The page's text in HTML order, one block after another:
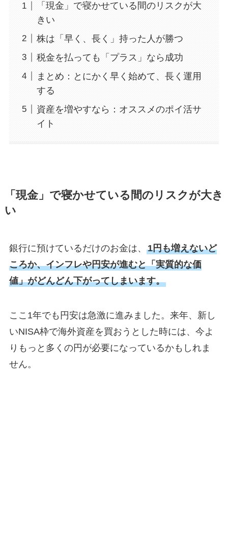
「現金」で寝かせている間のリスクが大
きい
株は「早く、長く」持った人が勝つ
税金を払っても「プラス」なら成功
まとめ：とにかく早く始めて、長く運用
する
資産を増やすなら：オススメのポイ活サ
イト
「現金」で寝かせている間のリスクが大き
い
銀行に預けているだけのお金は、 1円も増えないど
ころか、インフレや円安が進むと「実質的な価
値」がどんどん下がってしまいます。
ここ1年でも円安は急激に進みました。来年、新し
いNISA枠で海外資産を買おうとした時には、今よ
りもっと多くの円が必要になっているかもしれま
せん。